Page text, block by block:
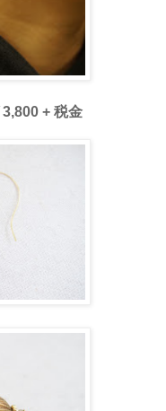
+ 税金